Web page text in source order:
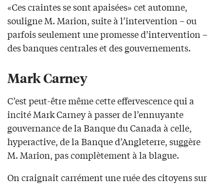
«Ces craintes se sont apaisées» cet automne,
souligne M. Marion, suite à l’intervention – ou
parfois seulement une promesse d’intervention –
des banques centrales et des gouvernements.
Mark Carney
C’est peut-être même cette effervescence qui a
incité Mark Carney à passer de l’ennuyante
gouvernance de la Banque du Canada à celle,
hyperactive, de la Banque d’Angleterre, suggère
M. Marion, pas complètement à la blague.
On craignait carrément une ruée des citoyens sur